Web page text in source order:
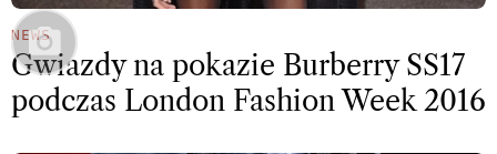
NEWS
Gwiazdy na pokazie Burberry SS17
podczas London Fashion Week 2016